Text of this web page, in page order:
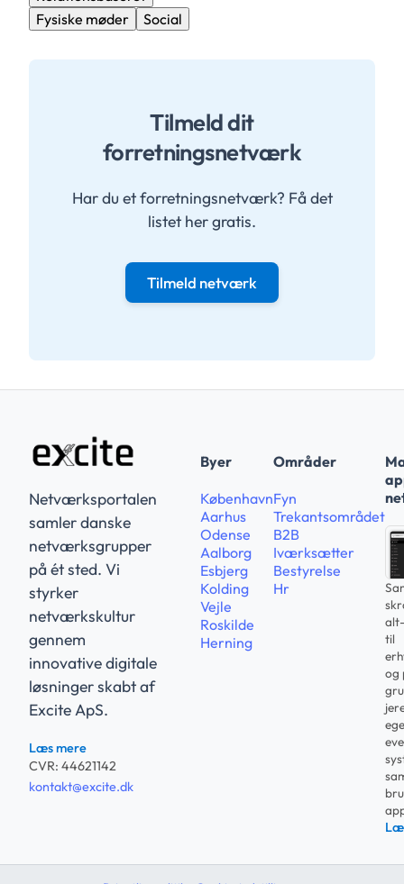
Fysiske møder
Social
Tilmeld dit
forretningsnetværk
Har du et forretningsnetværk? Få det
listet her gratis.
Tilmeld netværk
Netværksportalen
samler danske
netværksgrupper
på ét sted. Vi
styrker
netværkskultur
gennem
innovative digitale
løsninger skabt af
Excite ApS.
Læs mere
CVR: 44621142
kontakt@excite.dk
Byer
København
Aarhus
Odense
Aalborg
Esbjerg
Kolding
Vejle
Roskilde
Herning
Områder
Fyn
Trekantsområdet
B2B
Iværksætter
Bestyrelse
Hr
til
og